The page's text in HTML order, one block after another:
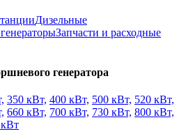
Дизельные
Запчасти и расходные
генератора
350 кВт, 400 кВт, 500 кВт, 520 кВт,
660 кВт, 700 кВт, 730 кВт, 800 кВт,